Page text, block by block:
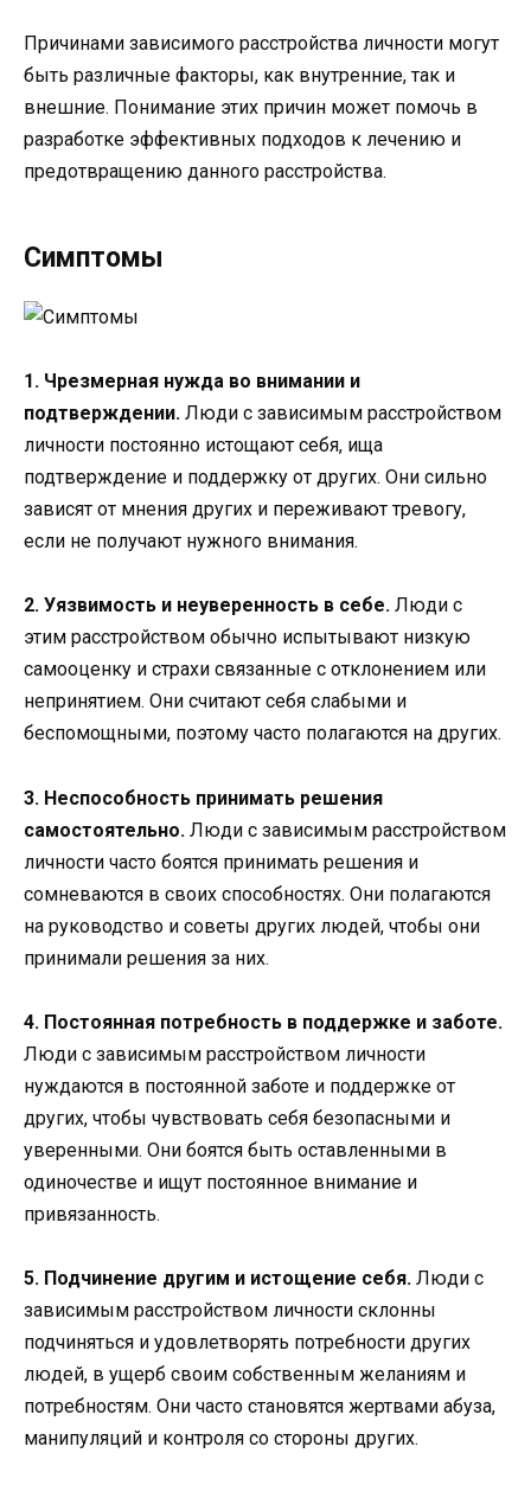
Причинами зависимого расстройства личности могут
быть различные факторы, как внутренние, так и
внешние. Понимание этих причин может помочь в
разработке эффективных подходов к лечению и
предотвращению данного расстройства.
Симптомы
1. Чрезмерная нужда во внимании и
подтверждении. Люди с зависимым расстройством
личности постоянно истощают себя, ища
подтверждение и поддержку от других. Они сильно
зависят от мнения других и переживают тревогу,
если не получают нужного внимания.
2. Уязвимость и неуверенность в себе. Люди с
этим расстройством обычно испытывают низкую
самооценку и страхи связанные с отклонением или
непринятием. Они считают себя слабыми и
беспомощными, поэтому часто полагаются на других.
3. Неспособность принимать решения
самостоятельно. Люди с зависимым расстройством
личности часто боятся принимать решения и
сомневаются в своих способностях. Они полагаются
на руководство и советы других людей, чтобы они
принимали решения за них.
4. Постоянная потребность в поддержке и заботе.
Люди с зависимым расстройством личности
нуждаются в постоянной заботе и поддержке от
других, чтобы чувствовать себя безопасными и
уверенными. Они боятся быть оставленными в
одиночестве и ищут постоянное внимание и
привязанность.
5. Подчинение другим и истощение себя. Люди с
зависимым расстройством личности склонны
подчиняться и удовлетворять потребности других
людей, в ущерб своим собственным желаниям и
потребностям. Они часто становятся жертвами абуза,
манипуляций и контроля со стороны других.